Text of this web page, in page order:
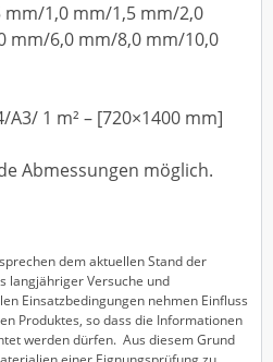
mm/1,0 mm/1,5 mm/2,0
mm/6,0 mm/8,0 mm/10,0
1 m² – [720×1400 mm]
Abmessungen möglich.
dem aktuellen Stand der
langjähriger Versuche und
Einsatzbedingungen nehmen Einfluss
Produktes, so dass die Informationen
werden dürfen. Aus diesem Grund